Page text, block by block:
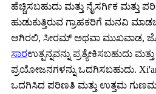
ಹೆಚ್ಚಿಸಬಹುದು ಮತ್ತು ನೈಸರ್ಗಿಕ ಮತ್ತು
ಹುಡುಕುತ್ತಿರುವ ಗ್ರಾಹಕರಿಗೆ ಮನವಿ
ಆಗಿರಲಿ, ಸೀರಮ್ ಅಥವಾ ಮುಖವಾಡ,
ಸಾರಉತ್ಪನ್ನವನ್ನು ಪ್ರತ್ಯೇಕಿಸಬಹುದು
ಪ್ರಯೋಜನಗಳನ್ನು ಒದಗಿಸಬಹುದು. Xi'an
ಒದಗಿಸಿದ ಪರಿಣತಿ ಮತ್ತು ಉತ್ತಮ